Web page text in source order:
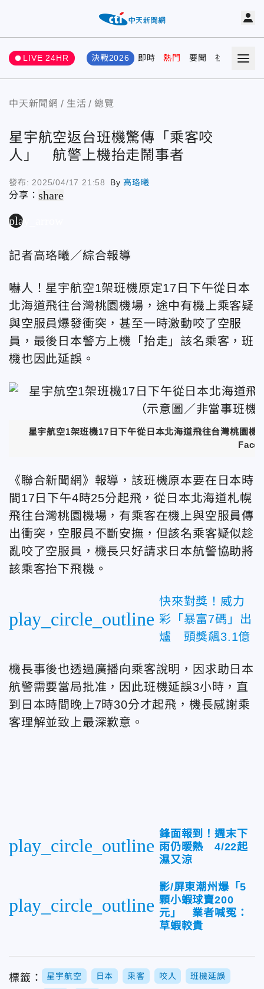
LIVE 24HR 決戰2026 即時 熱門 要聞 社會 娛樂
中天新聞網 生活 總覽
星宇航空返台班機驚傳「乘客咬
人」 航警上機抬走鬧事者
發布: 2025/04/17 21:58 By高珞曦
分享：share
play_arrow
記者高珞曦／綜合報導
嚇人！星宇航空1架班機原定17日下午從日本
北海道飛往台灣桃園機場，途中有機上乘客疑
與空服員爆發衝突，甚至一時激動咬了空服
員，最後日本警方上機「抬走」該名乘客，班
機也因此延誤。
星宇航空1架班機17日下午從日本北海道飛往台灣桃園
《聯合新聞網》報導，該班機原本要在日本時
間17日下午4時25分起飛，從日本北海道札幌
飛往台灣桃園機場，有乘客在機上與空服員傳
出衝突，空服員不斷安撫，但該名乘客疑似趁
亂咬了空服員，機長只好請求日本航警協助將
該乘客抬下飛機。
play_circle_outline
快來對獎！威力
彩「暴富7碼」出
爐 頭獎飆3.1億
機長事後也透過廣播向乘客說明，因求助日本
航警需要當局批准，因此班機延誤3小時，直
到日本時間晚上7時30分才起飛，機長感謝乘
客理解並致上最深歉意。
play_circle_outline
鋒面報到！週末下
雨仍暖熱 4/22起
濕又涼
play_circle_outline
影/屏東潮州爆「5
顆小蝦球賣200
元」 業者喊冤：
草蝦較貴
標籤： 星宇航空 日本 乘客 咬人 班機延誤